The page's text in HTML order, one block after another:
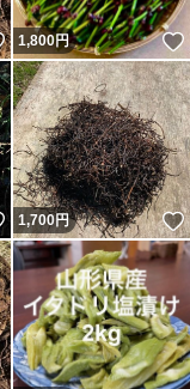
いいね！
1,800円
いいね！
1,700円